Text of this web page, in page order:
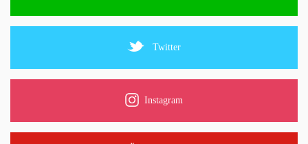
Twitter
Instagram